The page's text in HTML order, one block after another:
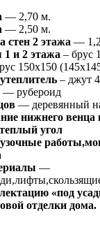
— 2,70 м.
— 2,50 м.
стен 2 этажа —
и 2 этажа – брус
150х150
– джут
— рубероид
— деревянный
нижнего венца
угол
—
«под
отделки дома.